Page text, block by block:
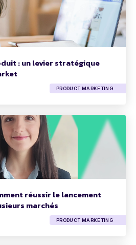
: un levier stratégique
PRODUCT MARKETING
réussir le lancement
marchés
PRODUCT MARKETING